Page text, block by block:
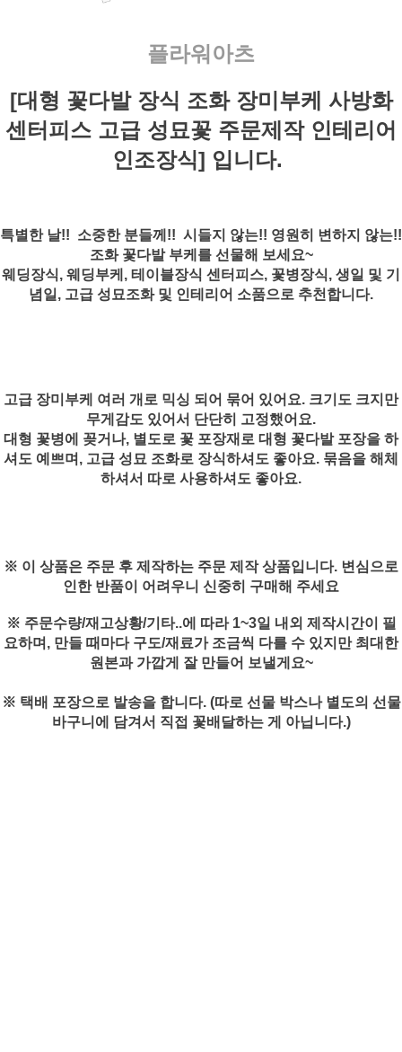
플라워아츠
[대형 꽃다발 장식 조화 장미부케 사방화
센터피스 고급 성묘꽃 주문제작 인테리어
인조장식] 입니다.
특별한 날!! 소중한 분들께!! 시들지 않는!! 영원히 변하지 않는!!
조화 꽃다발 부케를 선물해 보세요~
웨딩장식, 웨딩부케, 테이블장식 센터피스, 꽃병장식, 생일 및 기
념일, 고급 성묘조화 및 인테리어 소품으로 추천합니다.
고급 장미부케 여러 개로 믹싱 되어 묶어 있어요. 크기도 크지만
무게감도 있어서 단단히 고정했어요.
대형 꽃병에 꽂거나, 별도로 꽃 포장재로 대형 꽃다발 포장을 하
셔도 예쁘며, 고급 성묘 조화로 장식하셔도 좋아요. 묶음을 해체
하셔서 따로 사용하셔도 좋아요.
※ 이 상품은 주문 후 제작하는 주문 제작 상품입니다. 변심으로
인한 반품이 어려우니 신중히 구매해 주세요
※ 주문수량/재고상황/기타..에 따라 1~3일 내외 제작시간이 필
요하며, 만들 때마다 구도/재료가 조금씩 다를 수 있지만 최대한
원본과 가깝게 잘 만들어 보낼게요~
※ 택배 포장으로 발송을 합니다. (따로 선물 박스나 별도의 선물
바구니에 담겨서 직접 꽃배달하는 게 아닙니다.)